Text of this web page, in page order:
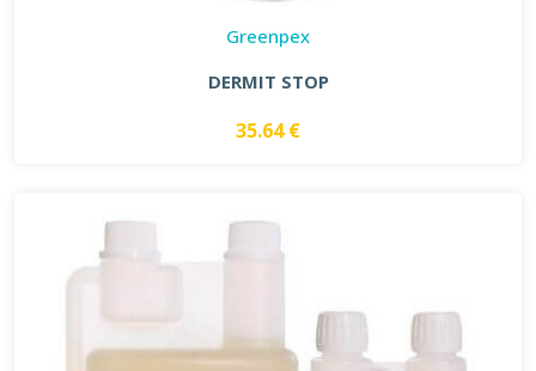
Greenpex
DERMIT STOP
35.64 €